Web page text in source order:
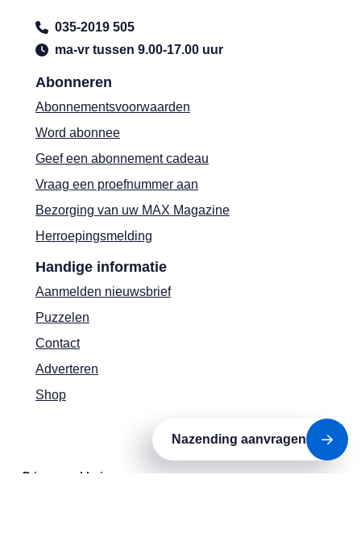
Abonneren
Abonnementsvoorwaarden
Word abonnee
Geef een abonnement cadeau
Vraag een proefnummer aan
Bezorging van uw MAX Magazine
Herroepingsmelding
Handige informatie
Aanmelden nieuwsbrief
Puzzelen
Contact
Adverteren
Shop
035-2019 505
ma-vr tussen 9.00-17.00 uur
Privacyverklaring
Nazending aanvragen